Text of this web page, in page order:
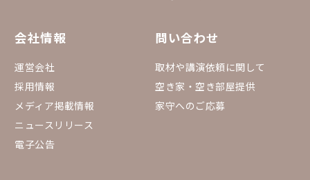
会社情報
運営会社
採用情報
メディア掲載情報
ニュースリリース
電子公告
問い合わせ
取材や講演依頼に関して
空き家・空き部屋提供
家守へのご応募